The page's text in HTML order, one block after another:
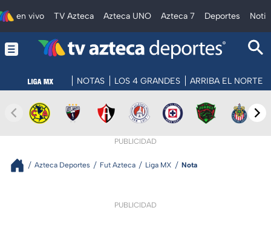
en vivo TV Azteca Azteca UNO Azteca 7 Deportes
NOTAS LOS 4 GRANDES ARRIBA EL NORTE
PUBLICIDAD
Azteca Deportes Fut Azteca Liga MX Nota
PUBLICIDAD